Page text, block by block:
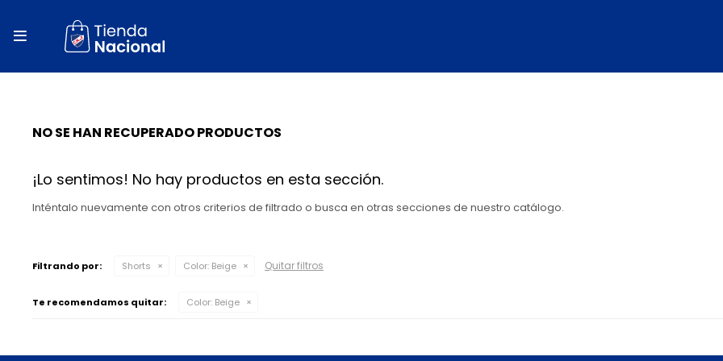

NO SE HAN RECUPERADO PRODUCTOS
¡Lo sentimos! No hay productos en esta sección.
Inténtalo nuevamente con otros criterios de filtrado o busca en otras secciones de nuestro catálogo.
Filtrando por: Shorts Color: Beige Quitar filtros
Te recomendamos quitar: Color: Beige
close
local_shipping
percent